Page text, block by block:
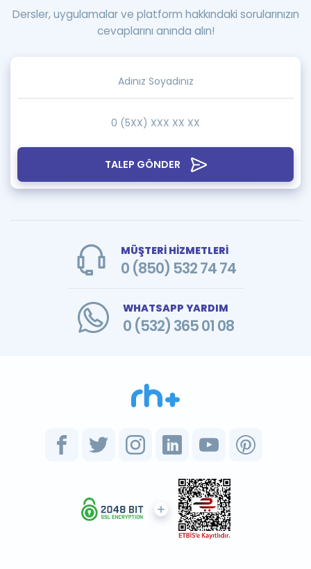
TALEP GÖNDER
Dersler, uygulamalar ve platform hakkındaki sorularınızın
cevaplarını anında alın!
MÜŞTERİ HİZMETLERİ
0 (850) 532 74 74
WHATSAPP YARDIM
0 (532) 365 01 08